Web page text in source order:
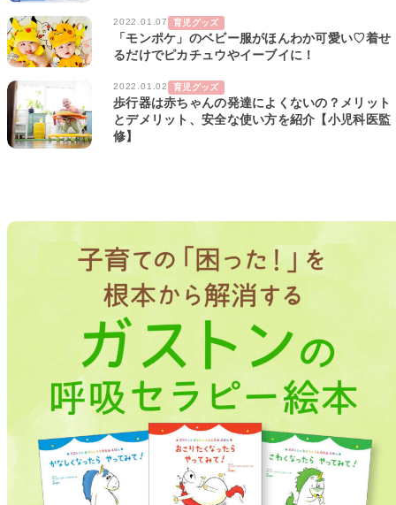
2022.01.07 育児グッズ
「モンポケ」のベビー服がほんわか可愛い♡着せ
るだけでピカチュウやイーブイに！
2022.01.02 育児グッズ
歩行器は赤ちゃんの発達によくないの？メリット
とデメリット、安全な使い方を紹介【小児科医監
修】